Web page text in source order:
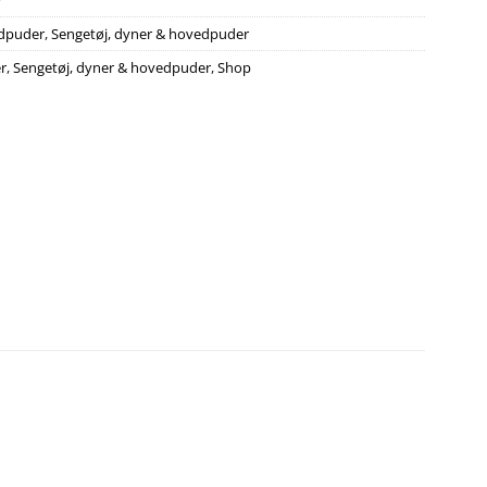
,Sengetøj, dyner & hovedpuder
,Sengetøj, dyner & hovedpuder,Shop